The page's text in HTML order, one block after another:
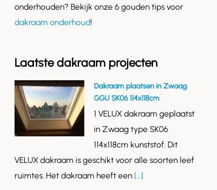
onderhouden? Bekijk onze 6 gouden tips voor
dakraam onderhoud!
Laatste dakraam projecten
Dakraam plaatsen in Zwaag
GGU SK06 114x118cm
1 VELUX dakraam geplaatst
in Zwaag type SK06
114x118cm kunststof. Dit
VELUX dakraam is geschikt voor alle soorten leef
ruimtes. Het dakraam heeft een [...]